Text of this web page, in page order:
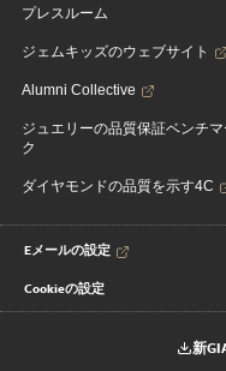
プレスルーム
ジェムキッズのウェブサイト
Alumni Collective
ジュエリーの品質保証ベンチマ
ク
ダイヤモンドの品質を示す4C
Eメールの設定
Cookieの設定
新